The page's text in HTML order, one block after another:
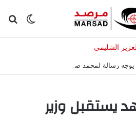
الوضع
يستقبل وزير